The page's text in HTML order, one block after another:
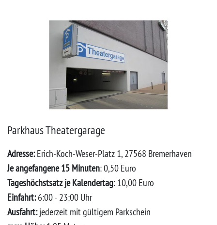
Parkhaus Theatergarage
Adresse:Erich-Koch-Weser-Platz 1, 27568 Bremerhaven
Je angefangene 15 Minuten: 0,50 Euro
Tageshöchstsatz je Kalendertag: 10,00 Euro
Einfahrt:6:00 - 23:00 Uhr
Ausfahrt:jederzeit mit gültigem Parkschein